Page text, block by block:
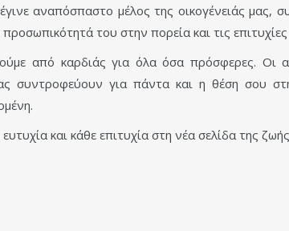
αναπόσπαστο μέλος της οικογένειάς μας,
του στην πορεία και τις
από καρδιάς για όλα όσα πρόσφερες. Οι
συντροφεύουν για πάντα και η θέση σου
και κάθε επιτυχία στη νέα σελίδα της